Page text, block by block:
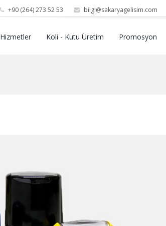
+90 (264) 273 52 53 bilgi@sakaryagelisim.com
Hizmetler Koli - Kutu Üretim Promosyon